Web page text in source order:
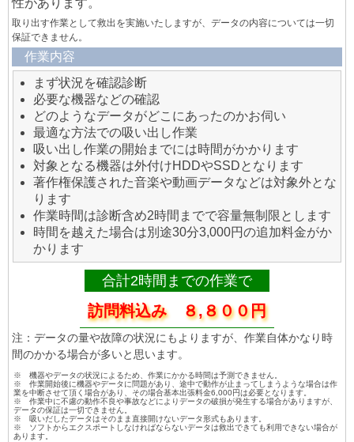
性があります。
取り出す作業として救出を実施いたしますが、データの内容については一切
保証できません。
作業内容
まず状況を確認診断
必要な機器などの確認
どのようなデータがどこにあったのかお伺い
最適な方法での吸い出し作業
吸い出し作業の開始までには時間がかかります
対象となる機器は外付けHDDやSSDとなります
著作権保護された音楽や動画データなどは対象外とな
ります
作業時間は診断含め2時間までで容量無制限とします
時間を越えた場合は別途30分3,000円の追加料金がか
かります
合計2時間までの作業で
訪問料込み ８,８００円
注：データの量や故障の状況にもよりますが、作業自体かなり時
間のかかる場合が多いと思います。
※ 機器やデータの状況によるため、作業にかかる時間は予測できません。
※ 作業開始後に機器やデータに問題があり、途中で動作が止まってしまうような場合は作
業を中断させて頂く場合があり、その場合基本出張料金6,000円は必要となります。
※ 作業中に不慮の動作不良や事故などによりデータの破損が発生する場合がありますが、
データの保証は一切できません。
※ 吸いだしたデータはそのまま直接開けないデータ形式もあります。
※ ソフトからエクスポートしなければならないデータは救出できても利用できない場合が
あります。